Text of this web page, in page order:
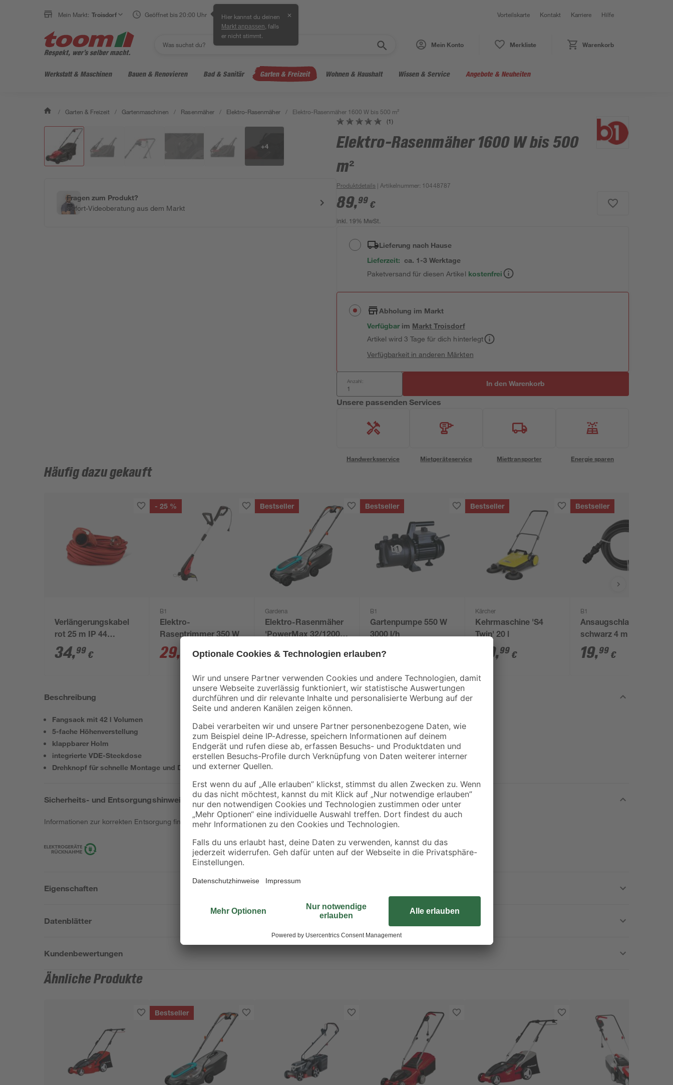
Mein Markt: Troisdorf Geöffnet bis 20:00 Uhr Hier kannst du deinen
Markt anpassen , falls
er nicht stimmt.
✕ Vorteilskarte Kontakt Karriere Hilfe
Mein Konto Merkliste Warenkorb
Werkstatt & Maschinen Bauen & Renovieren Bad & Sanitär Garten & Freizeit Wohnen & Haushalt Wissen & Service Angebote & Neuheiten
/ Garten & Freizeit / Gartenmaschinen / Rasenmäher / Elektro-Rasenmäher / Elektro-Rasenmäher 1600 W bis 500 m²
+4
Fragen zum Produkt?
Sofort-Videoberatung aus dem Markt
(1)
Elektro-Rasenmäher 1600 W bis 500
m²
Produktdetails | Artikelnummer: 10448787
89,99 €
inkl. 19% MwSt.
Lieferung nach Hause
Lieferzeit: ca. 1-3 Werktage
Paketversand für diesen Artikel kostenfrei
Abholung im Markt
Verfügbar im MarktTroisdorf
Artikel wird 3 Tage für dich hinterlegt
Verfügbarkeit in anderen Märkten
Anzahl: In den Warenkorb
Unsere passenden Services
Handwerksservice Mietgeräteservice Miettransporter Energie sparen
Häufig dazu gekauft
Verlängerungskabel
rot 25 m IP 44
H05RR-F 3G1.5mm2
34,99 €
- 25 %
B1
Elektro-
Rasentrimmer 350 W
29, € 39,99 €
Bestseller
Gardena
Elektro-Rasenmäher
'PowerMax 32/1200
89,99€
Bestseller
B1
Gartenpumpe 550 W
3000 l/h
69
Bestseller
Kärcher
Kehrmaschine 'S4
Twin' 20 l
119,99 €
Bestseller
B1
Ansaugschlauch
schwarz 4 m
19,99 €
Beschreibung
Fangsack mit 42 l Volumen
5-fache Höhenverstellung
klappbarer Holm
integrierte VDE-Steckdose
Drehknopf für schnelle Montage und Demontage des Holms
Sicherheits- und Entsorgungshinweise
Informationen zur korrekten Entsorgung findest duhier.
Eigenschaften
Datenblätter
Kundenbewertungen
Ähnliche Produkte
Bestseller